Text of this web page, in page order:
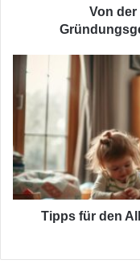
Von der
Tipps
für
den
Alltag
mit
kleinen
Kindern
in
der
RegionTipps für den